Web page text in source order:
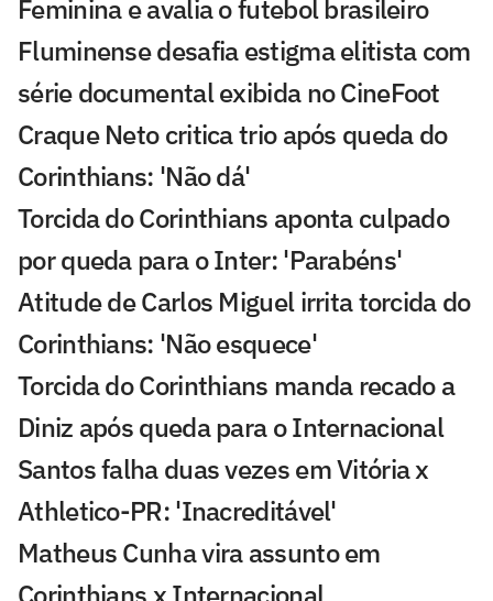
Feminina e avalia o futebol brasileiro
Fluminense desafia estigma elitista com
série documental exibida no CineFoot
Craque Neto critica trio após queda do
Corinthians: 'Não dá'
Torcida do Corinthians aponta culpado
por queda para o Inter: 'Parabéns'
Atitude de Carlos Miguel irrita torcida do
Corinthians: 'Não esquece'
Torcida do Corinthians manda recado a
Diniz após queda para o Internacional
Santos falha duas vezes em Vitória x
Athletico-PR: 'Inacreditável'
Matheus Cunha vira assunto em